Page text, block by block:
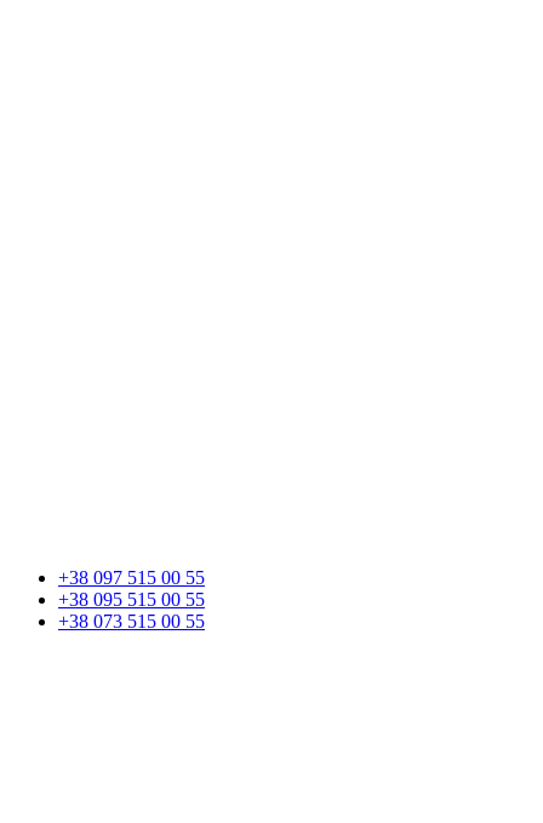
+38 097 515 00 55
+38 095 515 00 55
+38 073 515 00 55